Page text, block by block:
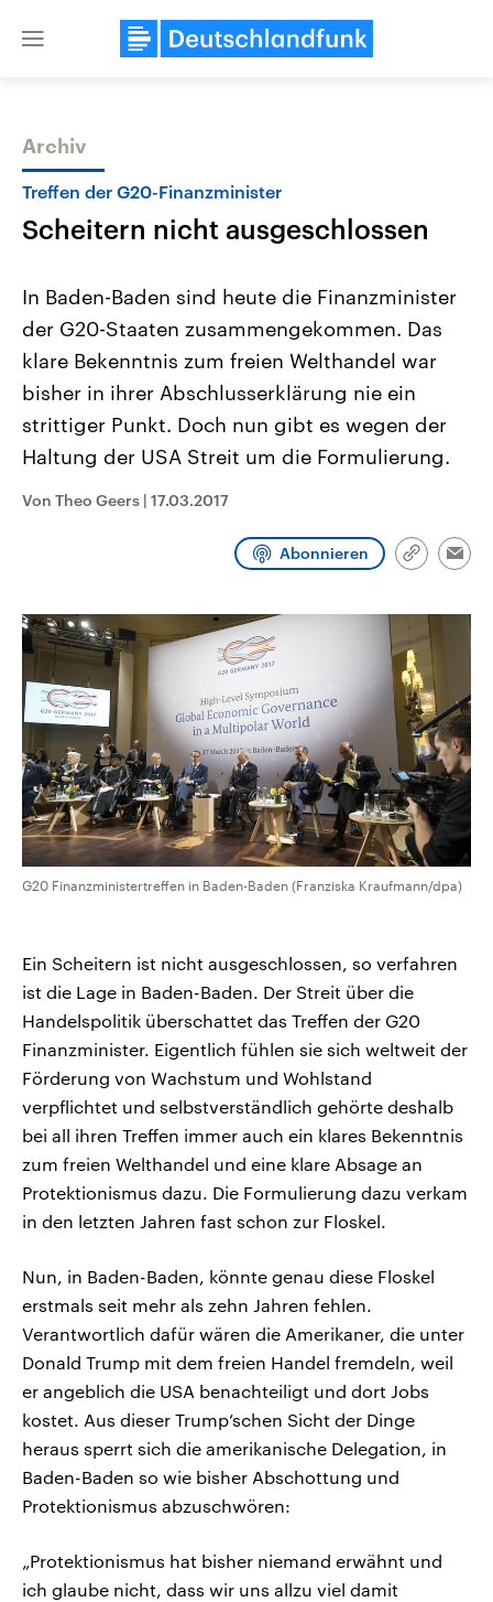
Close
Themen
Landtagswahl Sachsen-Anhalt
2026
Alle Informationen
Sachsen-Anhalt wählt am 6.
September 2026 einen neuen
Landtag. Seit 2021 wird das
Bundesland von einer Koalition aus
CDU, SPD und FDP regiert.-
Wahlprogramme, aktuelle Berichte
und Hintergründe zu den Parteien
USA
Aktuelle Beiträge,
Hintergründe
Wirtschaftlich und
gehören die Vereinigten
den mächtigsten Ländern
Programm Podcasts
Audio-Archiv
Archiv
Treffen der G20-Finanzminister
Scheitern nicht ausgeschlossen
In Baden-Baden sind heute die Finanzminister
der G20-Staaten zusammengekommen. Das
klare Bekenntnis zum freien Welthandel war
bisher in ihrer Abschlusserklärung nie ein
strittiger Punkt. Doch nun gibt es wegen der
Haltung der USA Streit um die Formulierung.
Von Theo Geers | 17.03.2017
Abonnieren
Link
G20 Finanzministertreffen in Baden-Baden (Franziska Kraufmann/dpa)
Ein Scheitern ist nicht ausgeschlossen, so verfahren
ist die Lage in Baden-Baden. Der Streit über die
Handelspolitik überschattet das Treffen der G20
Finanzminister. Eigentlich fühlen sie sich weltweit der
Förderung von Wachstum und Wohlstand
verpflichtet und selbstverständlich gehörte deshalb
bei all ihren Treffen immer auch ein klares Bekenntnis
zum freien Welthandel und eine klare Absage an
Protektionismus dazu. Die Formulierung dazu verkam
in den letzten Jahren fast schon zur Floskel.
Nun, in Baden-Baden, könnte genau diese Floskel
erstmals seit mehr als zehn Jahren fehlen.
Verantwortlich dafür wären die Amerikaner, die unter
Donald Trump mit dem freien Handel fremdeln, weil
er angeblich die USA benachteiligt und dort Jobs
kostet. Aus dieser Trump’schen Sicht der Dinge
heraus sperrt sich die amerikanische Delegation, in
Baden-Baden so wie bisher Abschottung und
Protektionismus abzuschwören:
„Protektionismus hat bisher niemand erwähnt und
ich glaube nicht, dass wir uns allzu viel damit